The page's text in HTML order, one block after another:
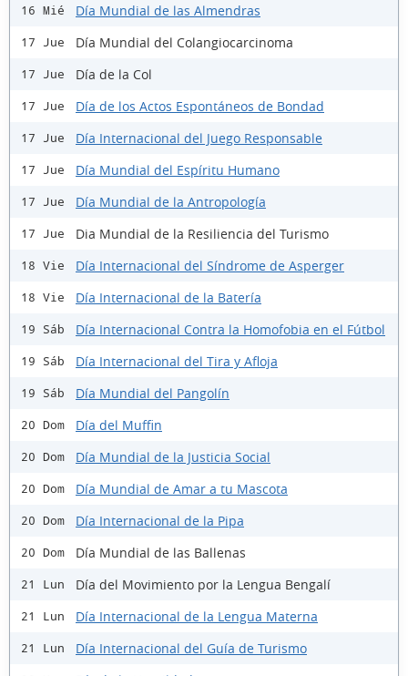
16 Mié Día Mundial de las Almendras
17 Jue Día Mundial del Colangiocarcinoma
17 Jue Día de la Col
17 Jue Día de los Actos Espontáneos de Bondad
17 Jue Día Internacional del Juego Responsable
17 Jue Día Mundial del Espíritu Humano
17 Jue Día Mundial de la Antropología
17 Jue Dia Mundial de la Resiliencia del Turismo
18 Vie Día Internacional del Síndrome de Asperger
18 Vie Día Internacional de la Batería
19 Sáb Día Internacional Contra la Homofobia en el Fútbol
19 Sáb Día Internacional del Tira y Afloja
19 Sáb Día Mundial del Pangolín
20 Dom Día del Muffin
20 Dom Día Mundial de la Justicia Social
20 Dom Día Mundial de Amar a tu Mascota
20 Dom Día Internacional de la Pipa
20 Dom Día Mundial de las Ballenas
21 Lun Día del Movimiento por la Lengua Bengalí
21 Lun Día Internacional de la Lengua Materna
21 Lun Día Internacional del Guía de Turismo